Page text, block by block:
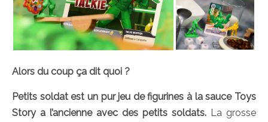
Alors du coup ça dit quoi ?
Petits soldat est un pur jeu de figurines à la sauce Toys
Story a l’ancienne avec des petits soldats. La grosse